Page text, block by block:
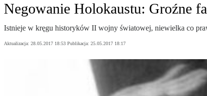
Negowanie Holokaustu: Groźne
Istnieje w kręgu historyków II wojny światowej, niewielka co
Aktualizacja: 28.05.2017 18:53 Publikacja: 25.05.2017 18:17